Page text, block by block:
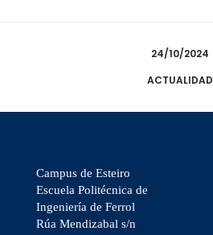
24/10/2024
ACTUALIDAD
Campus de Esteiro
Escuela Politécnica de
Ingeniería de Ferrol
Rúa Mendizabal s/n